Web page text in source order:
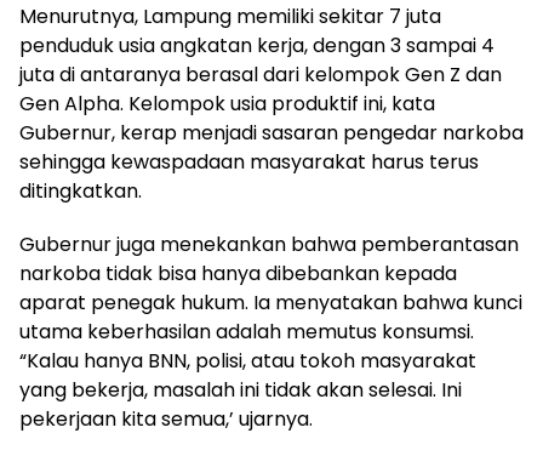
Menurutnya, Lampung memiliki sekitar 7 juta
penduduk usia angkatan kerja, dengan 3 sampai 4
juta di antaranya berasal dari kelompok Gen Z dan
Gen Alpha. Kelompok usia produktif ini, kata
Gubernur, kerap menjadi sasaran pengedar narkoba
sehingga kewaspadaan masyarakat harus terus
ditingkatkan.
Gubernur juga menekankan bahwa pemberantasan
narkoba tidak bisa hanya dibebankan kepada
aparat penegak hukum. Ia menyatakan bahwa kunci
utama keberhasilan adalah memutus konsumsi.
“Kalau hanya BNN, polisi, atau tokoh masyarakat
yang bekerja, masalah ini tidak akan selesai. Ini
pekerjaan kita semua,’ ujarnya.